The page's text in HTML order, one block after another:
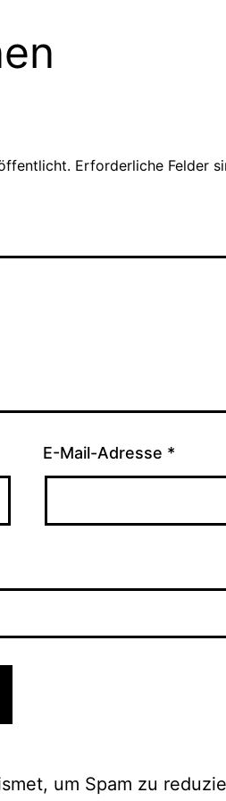
Erforderliche Felder
E-Mail-Adresse *
um Spam zu